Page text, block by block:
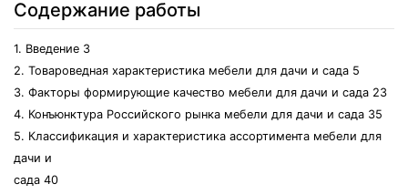
Содержание работы
1. Введение 3
2. Товароведная характеристика мебели для дачи и сада 5
3. Факторы формирующие качество мебели для дачи и сада 23
4. Конъюнктура Российского рынка мебели для дачи и сада 35
5. Классификация и характеристика ассортимента мебели для
дачи и
сада 40